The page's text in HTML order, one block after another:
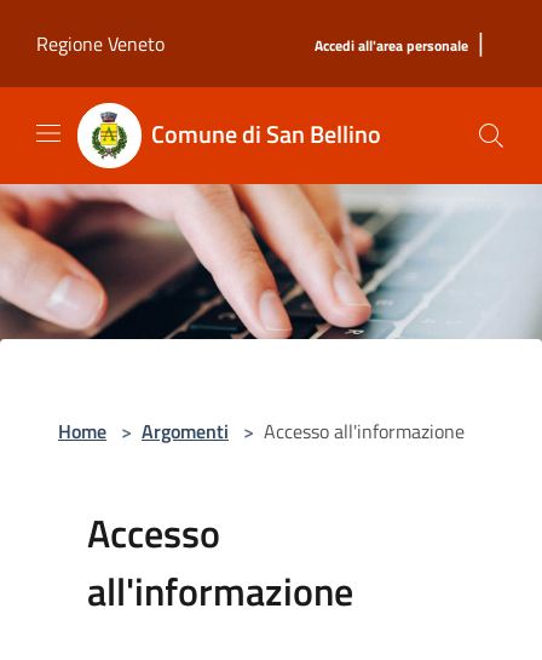
Regione Veneto
Accedi all'area personale |
Comune di San Bellino
Home > Argomenti > Accesso all'informazione
Accesso
all'informazione